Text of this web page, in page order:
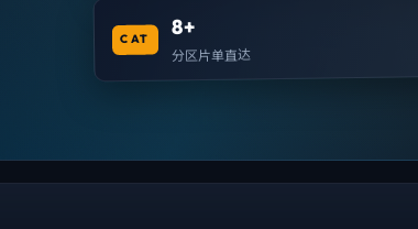
CAT 8+
分区片单直达